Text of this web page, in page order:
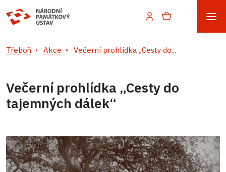
Třeboň Akce Večerní prohlídka „Cesty do...
Večerní prohlídka „Cesty do
tajemných dálek“